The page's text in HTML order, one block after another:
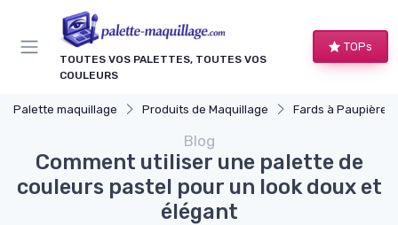
TOUTES VOS PALETTES, TOUTES VOS
COULEURS
TOPs
Palette maquillage Produits de Maquillage Fards à Paupières
Blog
Comment utiliser une palette de
couleurs pastel pour un look doux et
élégant
Panneau de gestion des cookies